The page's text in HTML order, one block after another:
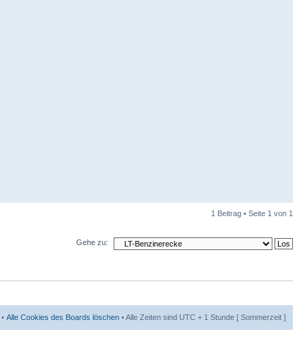
1 Beitrag • Seite 1 von 1
Gehe zu:
• Alle Cookies des Boards löschen • Alle Zeiten sind UTC + 1 Stunde [ Sommerzeit ]